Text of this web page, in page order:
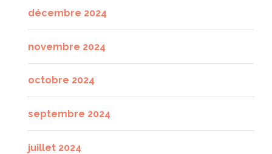
décembre 2024
novembre 2024
octobre 2024
septembre 2024
juillet 2024